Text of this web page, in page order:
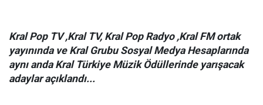
Kral Pop TV ,Kral TV, Kral Pop Radyo ,Kral FM ortak
yayınında ve Kral Grubu Sosyal Medya Hesaplarında
aynı anda Kral Türkiye Müzik Ödüllerinde yarışacak
adaylar açıklandı...